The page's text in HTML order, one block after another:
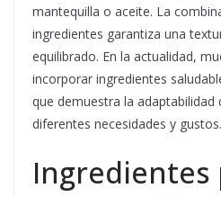
mantequilla o aceite. La
ingredientes garantiza una
equilibrado. En la actualidad,
incorporar ingredientes
que demuestra la adaptabilidad
diferentes necesidades y gustos.
Ingredientes